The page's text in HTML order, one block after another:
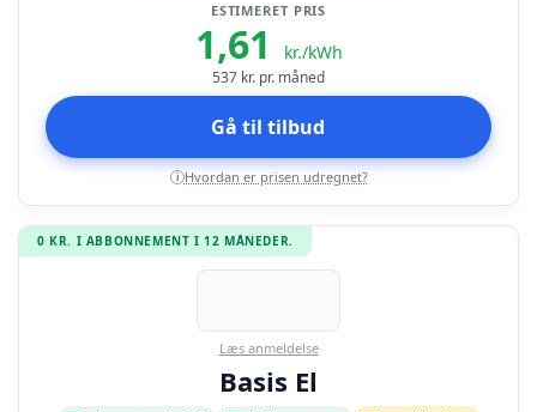
ESTIMERET PRIS
1,61 kr./kWh
537 kr. pr. måned
Gå til tilbud
i Hvordan er prisen udregnet?
0 KR. I ABBONNEMENT I 12 MÅNEDER.
Læs anmeldelse
Basis El